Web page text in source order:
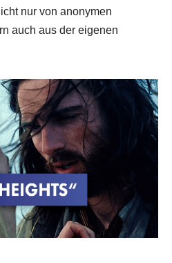
nur von anonymen
auch aus der eigenen